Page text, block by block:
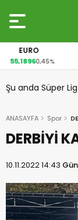
EURO
55,18960,45%
Şu anda Süper
ANASAYFA Spor
DERBİYİ
10.11.2022 14:43